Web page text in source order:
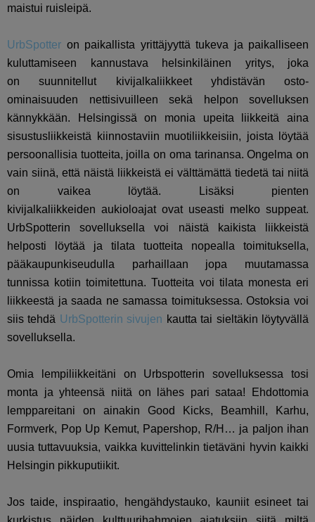
maistui ruisleipä.
UrbSpotter on paikallista yrittäjyyttä tukeva ja paikalliseen
kuluttamiseen kannustava helsinkiläinen yritys, joka
on suunnitellut kivijalkaliikkeet yhdistävän osto-
ominaisuuden nettisivuilleen sekä helpon sovelluksen
kännykkään. Helsingissä on monia upeita liikkeitä aina
sisustusliikkeistä kiinnostaviin muotiliikkeisiin, joista löytää
persoonallisia tuotteita, joilla on oma tarinansa. Ongelma on
vain siinä, että näistä liikkeistä ei välttämättä tiedetä tai niitä
on vaikea löytää. Lisäksi pienten
kivijalkaliikkeiden aukioloajat ovat useasti melko suppeat.
UrbSpotterin sovelluksella voi näistä kaikista liikkeistä
helposti löytää ja tilata tuotteita nopealla toimituksella,
pääkaupunkiseudulla parhaillaan jopa muutamassa
tunnissa kotiin toimitettuna. Tuotteita voi tilata monesta eri
liikkeestä ja saada ne samassa toimituksessa. Ostoksia voi
siis tehdä UrbSpotterin sivujen kautta tai sieltäkin löytyvällä
sovelluksella.
Omia lempiliikkeitäni on Urbspotterin sovelluksessa tosi
monta ja yhteensä niitä on lähes pari sataa! Ehdottomia
lemppareitani on ainakin Good Kicks, Beamhill, Karhu,
Formverk, Pop Up Kemut, Papershop, R/H… ja paljon ihan
uusia tuttavuuksia, vaikka kuvittelinkin tietäväni hyvin kaikki
Helsingin pikkuputiikit.
Jos taide, inspiraatio, hengähdystauko, kauniit esineet tai